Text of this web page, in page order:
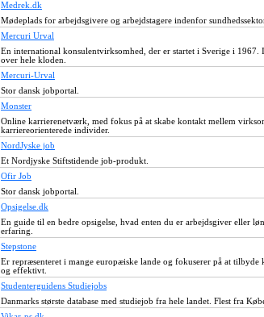
Medrek.dk
Mødeplads for arbejdsgivere og arbejdstagere indenfor
Mercuri Urval
En international konsulentvirksomhed, der er startet i Sverige i
over hele kloden.
Mercuri-Urval
Stor dansk jobportal.
Monster
Online karrierenetværk, med fokus på at skabe kontakt mellem
karriereorienterede individer.
NordJyske job
Et Nordjyske Stiftstidende job-produkt.
Ofir Job
Stor dansk jobportal.
Opsigelse.dk
En guide til en bedre opsigelse, hvad enten du er arbejdsgiver eller
erfaring.
Stepstone
Er repræsenteret i mange europæiske lande og fokuserer på at
og effektivt.
Studenterguidens Studiejobs
Danmarks største database med studiejob fra hele landet. Flest fra